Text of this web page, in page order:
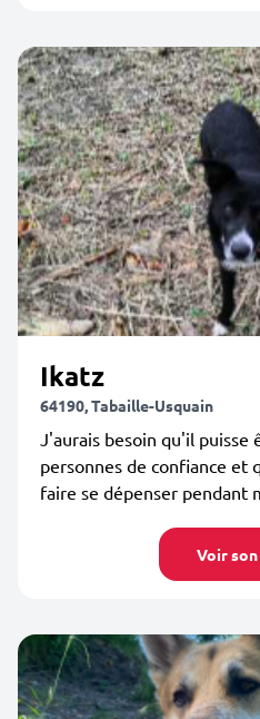
Ikatz
64190, Tabaille-Usquain
J'aurais besoin qu'il puisse
personnes de confiance et
faire se dépenser pendant
Voir